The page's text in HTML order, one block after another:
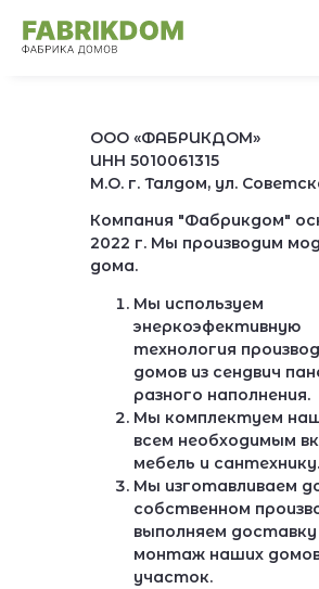
Компания "Фабрикдом"
2022 г. Мы производим
дома.
Мы используем
энеркоэфективную
технология
домов из сендвич
разного наполнения.
Мы комплектуем
всем необходимым
мебель и сантехнику.
Мы изготавливаем
собственном
выполняем доставку
монтаж наших
участок.
ООО «ФАБРИКДОМ»
ИНН 5010061315
М.О. г. Талдом, ул.